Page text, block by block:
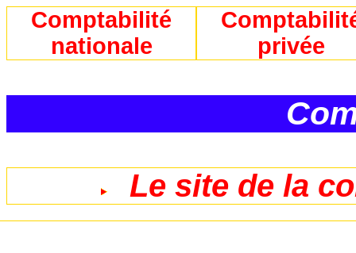
Comptabilité
nationale
privée
Le site de la